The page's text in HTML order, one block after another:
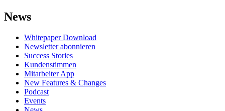
News
Whitepaper Download
Newsletter abonnieren
Success Stories
Kundenstimmen
Mitarbeiter App
New Features & Changes
Podcast
Events